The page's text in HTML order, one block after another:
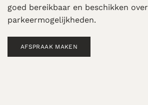
goed bereikbaar en beschikken over
parkeermogelijkheden.
AFSPRAAK MAKEN